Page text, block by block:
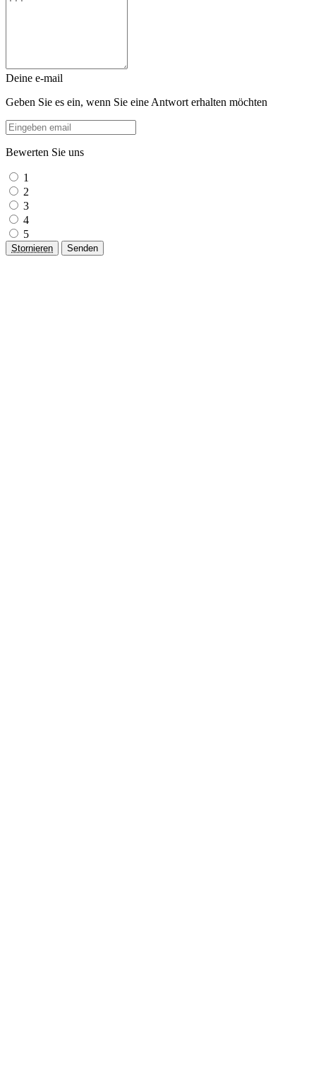
Deine e-mail
Geben Sie es ein, wenn Sie eine Antwort erhalten möchten
Bewerten Sie uns
1
2
3
4
5
Stornieren Senden